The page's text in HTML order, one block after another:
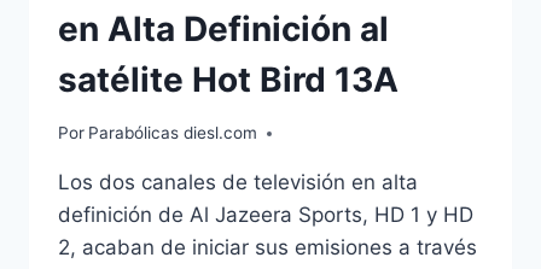
en Alta Definición al
satélite Hot Bird 13A
Por Parabólicas diesl.com
Los dos canales de televisión en alta
definición de Al Jazeera Sports, HD 1 y HD
2, acaban de iniciar sus emisiones a través